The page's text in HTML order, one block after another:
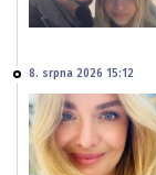
8. srpna 2026 15:12